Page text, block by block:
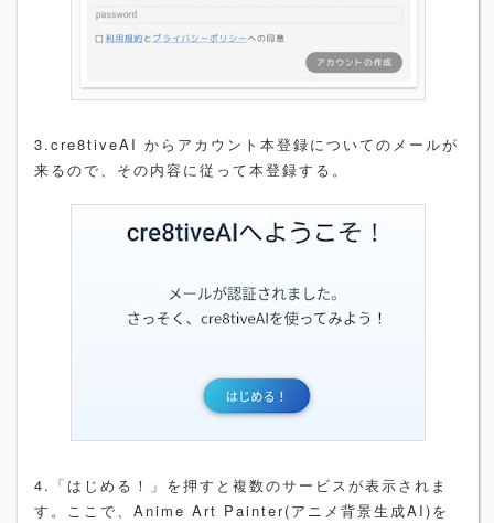
3.cre8tiveAI からアカウント本登録についてのメールが
来るので、その内容に従って本登録する。
4.「はじめる！」を押すと複数のサービスが表示されま
す。ここで、Anime Art Painter(アニメ背景生成AI)を